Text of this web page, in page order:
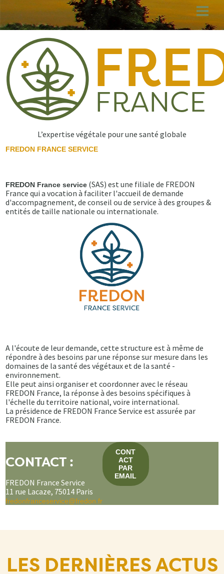
au
principal
L’expertise végétale pour une santé globale
FREDON FRANCE SERVICE
FREDON France service (SAS) est une filiale de FREDON
France qui a vocation à faciliter l'accueil de demande
d'accompagnement, de conseil ou de service à des groupes &
entités de taille nationale ou internationale.
A l'écoute de leur demande, cette structure est à même de
répondre à des besoins par une réponse sur mesure dans les
domaines de la santé des végétaux et de la santé -
environnement.
Elle peut ainsi organiser et coordonner avec le réseau
FREDON France, la réponse à des besoins spécifiques à
l'échelle du territoire national, voire international.
La présidence de FREDON France Service est assurée par
FREDON France.
CONTACT :
FREDON France Service
11 rue Lacaze, 75014 Paris
fredonfranceservice@fredon.fr
CONT
ACT
PAR
EMAIL
LES DERNIÈRES ACTUS